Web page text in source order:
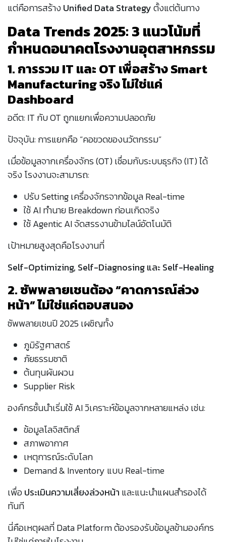
แต่คือการสร้างUnified Data Strategyตั้งแต่ต้นทาง
Data Trends 2025: 3 แนวโน้มที่
กำหนดอนาคตโรงงานอุตสาหกรรม
1. การรวม IT และ OT เพื่อสร้าง Smart
Manufacturing จริง ไม่ใช่แค่
Dashboard
อดีต: IT กับ OT ถูกแยกเพื่อความปลอดภัย
ปัจจุบัน: การแยกคือ “คอขวดของนวัตกรรม”
เมื่อข้อมูลจากเครื่องจักร (OT) เชื่อมกับระบบธุรกิจ (IT) ได้
จริง โรงงานจะสามารถ:
ปรับ Setting เครื่องจักรจากข้อมูล Real-time
ใช้ AI ทำนาย Breakdown ก่อนเกิดจริง
ใช้ Agentic AI จัดสรรงานข้ามไลน์อัตโนมัติ
เป้าหมายสูงสุดคือโรงงานที่
Self-Optimizing, Self-Diagnosing และ Self-Healing
2. ซัพพลายเชนต้อง “คาดการณ์ล่วง
หน้า” ไม่ใช่แค่ตอบสนอง
ซัพพลายเชนปี 2025 เผชิญทั้ง
ภูมิรัฐศาสตร์
ภัยธรรมชาติ
ต้นทุนผันผวน
Supplier Risk
องค์กรชั้นนำเริ่มใช้ AI วิเคราะห์ข้อมูลจากหลายแหล่ง เช่น:
ข้อมูลโลจิสติกส์
สภาพอากาศ
เหตุการณ์ระดับโลก
Demand & Inventory แบบ Real-time
เพื่อประเมินความเสี่ยงล่วงหน้า และแนะนำแผนสำรองได้
ทันที
นี่คือเหตุผลที่ Data Platform ต้องรองรับข้อมูลข้ามองค์กร